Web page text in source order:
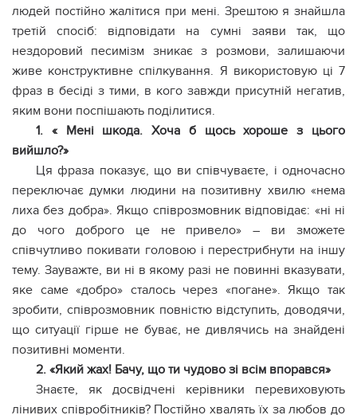
людей постійно жалітися при мені. Зрештою я знайшла
третій спосіб: відповідати на сумні заяви так, що
нездоровий песимізм зникає з розмови, залишаючи
живе конструктивне спілкування. Я використовую ці 7
фраз в бесіді з тими, в кого завжди присутній негатив,
яким вони поспішають поділитися.
1. « Мені шкода. Хоча б щось хороше з цього
вийшло?»
Ця фраза показує, що ви співчуваєте, і одночасно
переключає думки людини на позитивну хвилю «нема
лиха без добра». Якщо співрозмовник відповідає: «ні ні
до чого доброго це не привело» – ви зможете
співчутливо покивати головою і перестрибнути на іншу
тему. Зауважте, ви ні в якому разі не повинні вказувати,
яке саме «добро» сталось через «погане». Якщо так
зробити, співрозмовник повністю відступить, доводячи,
що ситуації гірше не буває, не дивлячись на знайдені
позитивні моменти.
2. «Який жах! Бачу, що ти чудово зі всім впорався»
Знаєте, як досвідчені керівники перевиховують
лінивих співробітників? Постійно хвалять їх за любов до